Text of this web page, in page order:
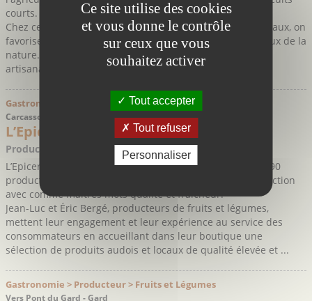
courts.
Chez ce primeur du "Quartier des Bons Vivants", les Arceaux, on
favorise les petits producteurs locaux les plus respectueux de la
nature. Vous y trouverez aussi des jus de fruits bios ou
artisanaux, de ...
Gastronomie > Commerce > Produits Régionaux
Carcassonne - Aude
L’Epicerie des Producteurs
Producteurs Engagés
L’Epicerie des Producteurs de Carcassonne c’est plus de 90
producteurs et éleveurs locaux qui proposent leur production
avec comme maîtres mots qualité et fraicheur.
Jean-Luc et Éric Bergé, producteurs de fruits et légumes,
mettent leur engagement et leur expérience au service des
consommateurs en accueillant dans leur boutique une
sélection de produits audois et locaux de qualité élevée et ...
Gastronomie > Producteur > Fruits et Légumes
Vers Pont du Gard - Gard
Ce site utilise des cookies
et vous donne le contrôle
sur ceux que vous
souhaitez activer
Tout accepter
Tout refuser
Personnaliser